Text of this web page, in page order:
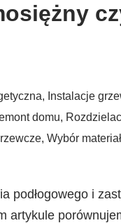
, Instalacje
domu,
, Wybór
podłogowego i
artykule